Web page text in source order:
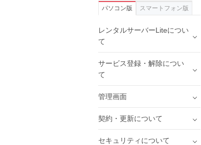
パソコン版 スマートフォン版
レンタルサーバーLiteについ
て
サービス登録・解除につい
て
管理画面
契約・更新について
セキュリティについて